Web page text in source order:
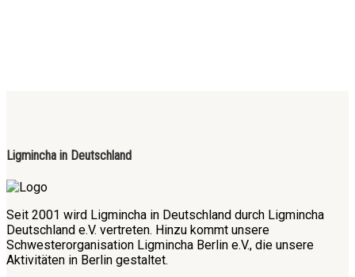
Ligmincha in Deutschland
Seit 2001 wird Ligmincha in Deutschland durch Ligmincha
Deutschland e.V. vertreten. Hinzu kommt unsere
Schwesterorganisation Ligmincha Berlin e.V., die unsere
Aktivitäten in Berlin gestaltet.